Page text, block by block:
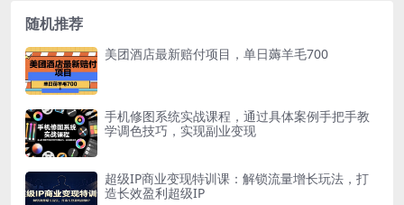
随机推荐
美团酒店最新赔付项目，单日薅羊毛700
手机修图系统实战课程，通过具体案例手把手教
学调色技巧，实现副业变现
超级IP商业变现特训课：解锁流量增长玩法，打
造长效盈利超级IP